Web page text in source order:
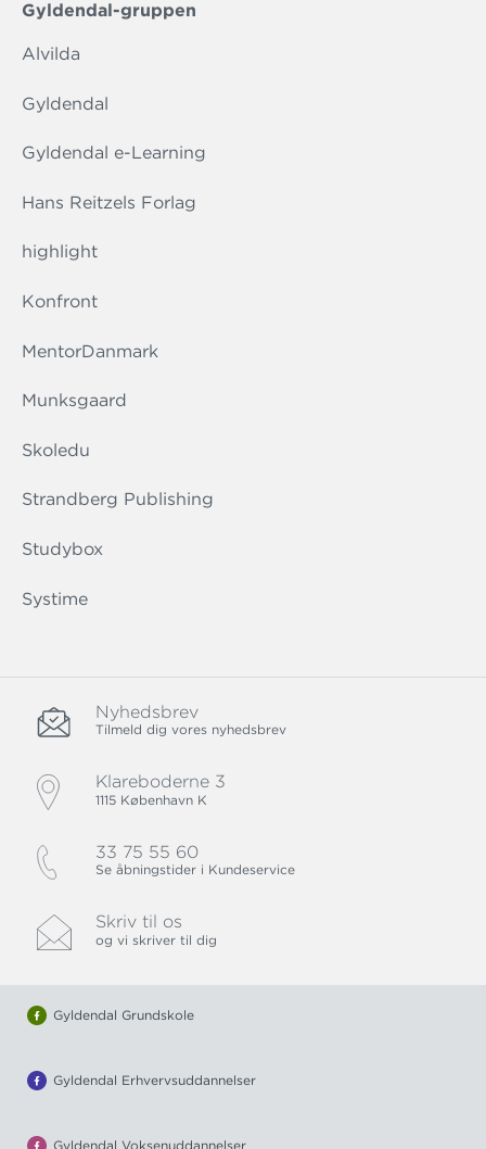
Gyldendal-gruppen
Alvilda
Gyldendal
Gyldendal e-Learning
Hans Reitzels Forlag
highlight
Konfront
MentorDanmark
Munksgaard
Skoledu
Strandberg Publishing
Studybox
Systime
Nyhedsbrev
Tilmeld dig vores nyhedsbrev
Klareboderne 3
1115 København K
33 75 55 60
Se åbningstider i Kundeservice
Skriv til os
og vi skriver til dig
Gyldendal Grundskole
Gyldendal Erhvervsuddannelser